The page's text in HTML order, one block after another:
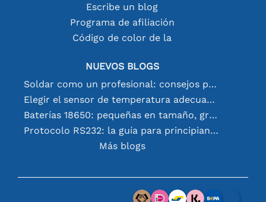
Escribe un blog
Programa de afiliación
Código de color de la
NUEVOS BLOGS
Soldar como un profesional: consejos para conexiones electrónicas perfectas
Elegir el sensor de temperatura adecuado [youtube]
Baterías 18650: pequeñas en tamaño, grandes en rendimiento
Protocolo RS232: la guía para principiantes
Más blogs